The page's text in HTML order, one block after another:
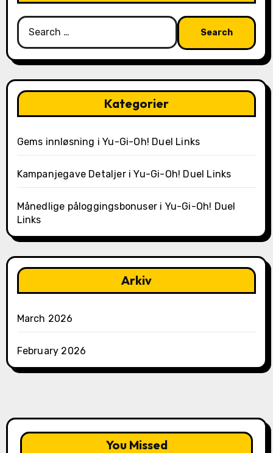
Search
for:
Kategorier
Gems innløsning i Yu-Gi-Oh! Duel Links
Kampanjegave Detaljer i Yu-Gi-Oh! Duel Links
Månedlige påloggingsbonuser i Yu-Gi-Oh! Duel
Links
Arkiv
March 2026
February 2026
You Missed